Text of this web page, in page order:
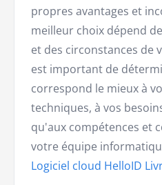
propres avantages et
meilleur choix dépend
et des circonstances de
est important de
correspond le mieux à
techniques, à vos
qu'aux compétences et
votre équipe
Logiciel cloud HelloID